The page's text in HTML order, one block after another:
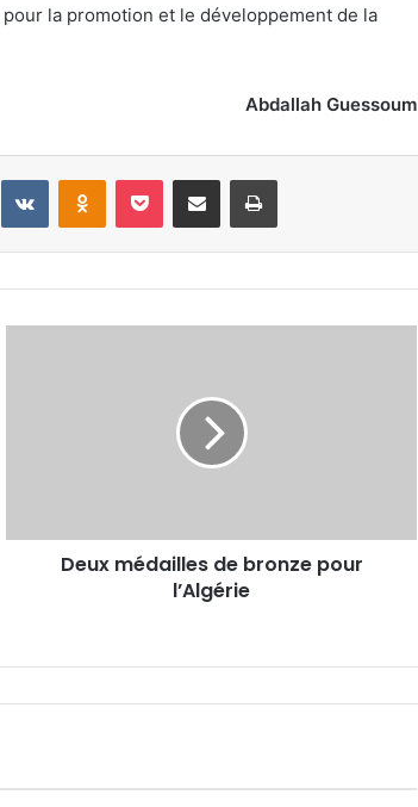
la promotion et le développement de la
Abdallah Guessoum
VKontakteOdnoklassniki
Pocket Partager par email Imprimer
Deux médailles de bronze pour
l’Algérie